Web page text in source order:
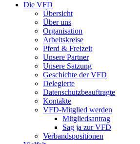
Die VFD
Übersicht
Über uns
Organisation
Arbeitskreise
Pferd & Freizeit
Unsere Partner
Unsere Satzung
Geschichte der VFD
Delegierte
Datenschutzbeauftragte
Kontakte
VFD-Mitglied werden
Mitgliedsantrag
Sag ja zur VFD
Verbandspositionen